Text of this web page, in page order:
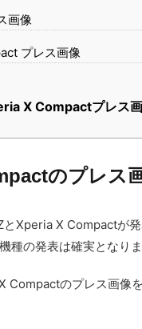
画像
プレス画像
X Compactプレス
のプレス
Xperia X Compactが発
種の発表は確実となりま
のプレス画像を